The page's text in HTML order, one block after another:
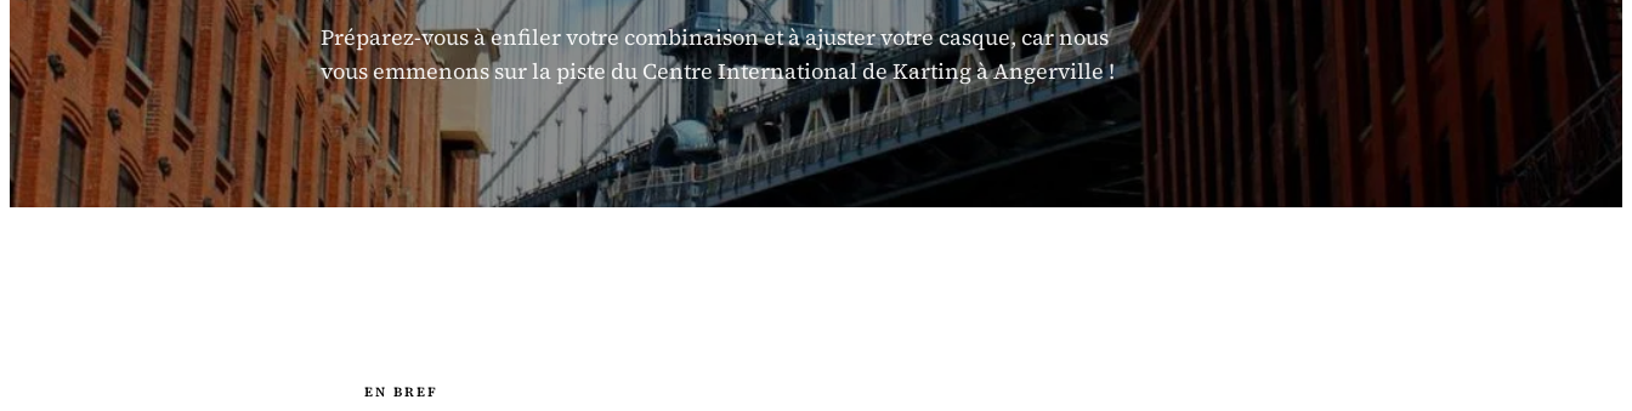
Préparez-vous à enfiler votre combinaison et à ajuster votre casque, car nous
vous emmenons sur la piste du Centre International de Karting à Angerville !
EN BREF